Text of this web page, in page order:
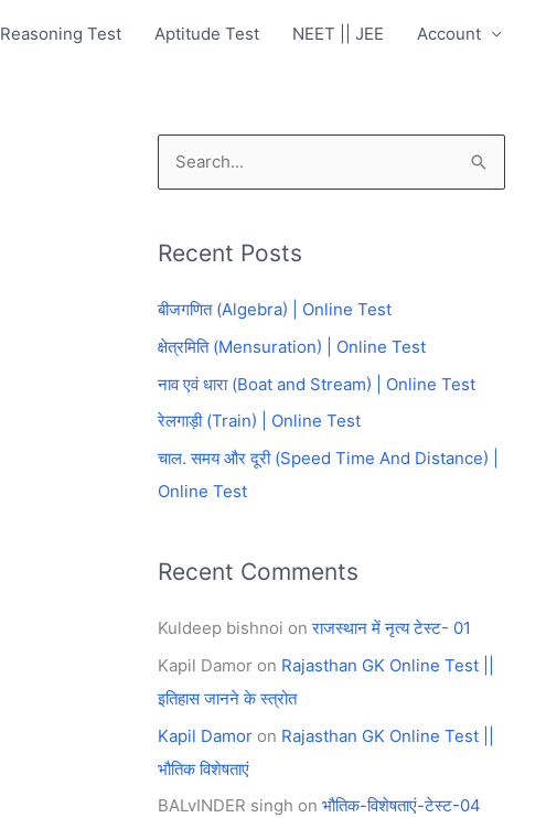
Reasoning Test Aptitude Test NEET || JEE Account
r
c
o
r
:
Recent Posts
बीजगणित (Algebra) | Online Test
क्षेत्रमिति (Mensuration) | Online Test
नाव एवं धारा (Boat and Stream) | Online Test
रेलगाड़ी (Train) | Online Test
चाल. समय और दूरी (Speed Time And Distance) |
Online Test
Recent Comments
Kuldeep bishnoi onराजस्थान में नृत्य टेस्ट- 01
Kapil Damor on Rajasthan GK Online Test ||
इतिहास जानने के स्त्रोत
Kapil Damor on Rajasthan GK Online Test ||
भौतिक विशेषताएं
BALvINDER singh on भौतिक-विशेषताएं-टेस्ट-04